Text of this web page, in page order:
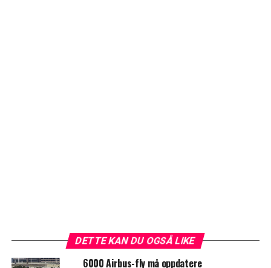
DETTE KAN DU OGSÅ LIKE
6000 Airbus-fly må oppdatere